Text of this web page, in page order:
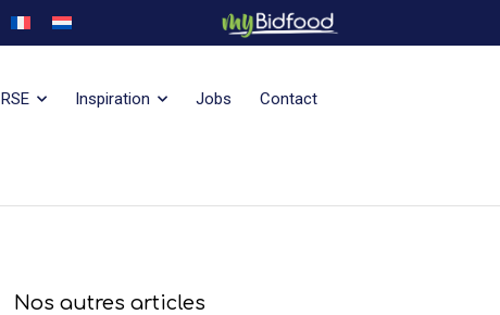
RSE Inspiration Jobs Contact
Nos autres articles